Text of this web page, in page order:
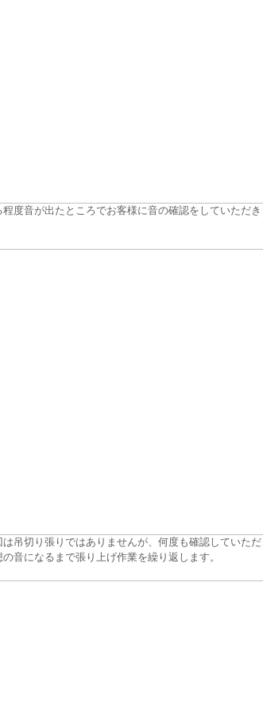
程度音が出たところでお客様に音の確認をしていただき
は吊切り張りではありませんが、何度も確認していただ
の音になるまで張り上げ作業を繰り返します。